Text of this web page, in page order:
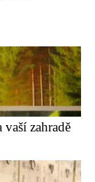
vaší zahradě